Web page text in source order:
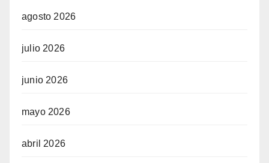
agosto 2026
julio 2026
junio 2026
mayo 2026
abril 2026